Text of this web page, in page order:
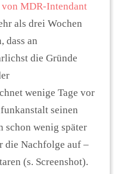
MDR-Intendant
als drei Wochen
dass an
die Gründe
wenige Tage vor
seinen
schon wenig später
die Nachfolge auf –
(s. Screenshot).